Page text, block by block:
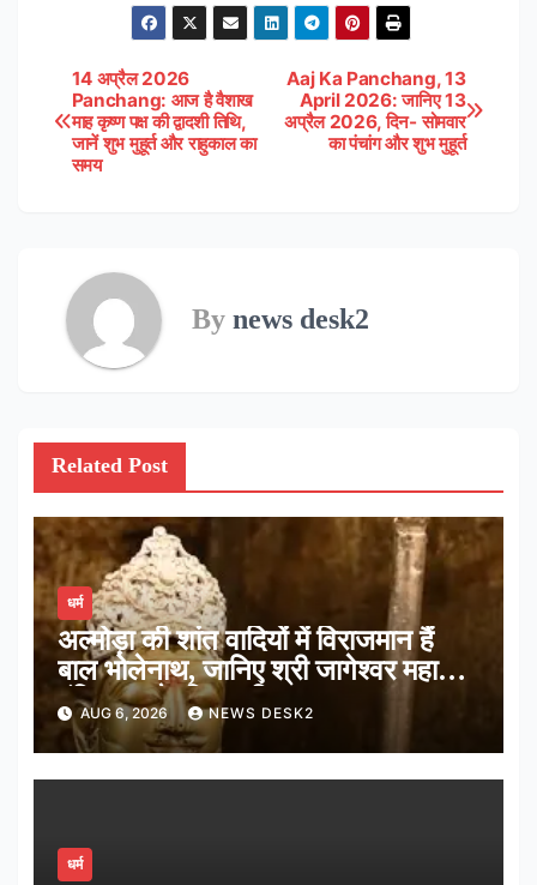
Post
navigation
Aaj Ka Panchang, 13
April 2026: जानिए 13
अप्रैल 2026, दिन- सोमवार
का पंचांग और शुभ मुहूर्त
14 अप्रैल 2026
Panchang: आज है वैशाख
माह कृष्ण पक्ष की द्वादशी तिथि,
जानें शुभ मुहूर्त और राहुकाल का
समय
By news desk2
Related Post
धर्म
अल्मोड़ा की शांत वादियों में विराजमान हैं
बाल भोलेनाथ, जानिए श्री जागेश्वर महादेव
मंदिर का पौराणिक इतिहास
AUG 6, 2026 NEWS DESK2
धर्म